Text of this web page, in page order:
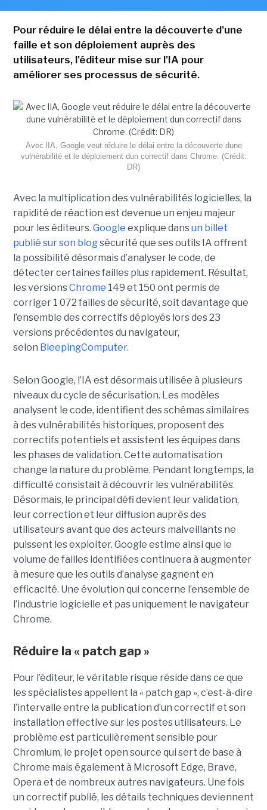
Pour réduire le délai entre la découverte d'une
faille et son déploiement auprès des
utilisateurs, l'éditeur mise sur l'IA pour
améliorer ses processus de sécurité.
Avec lIA, Google veut réduire le délai entre la découverte dune
vulnérabilité et le déploiement dun correctif dans Chrome. (Crédit:
DR)
Avec la multiplication des vulnérabilités logicielles, la
rapidité de réaction est devenue un enjeu majeur
pour les éditeurs. Google explique dansun billet
publié sur son blogsécurité que ses outils IA offrent
la possibilité désormais d’analyser le code, de
détecter certaines failles plus rapidement. Résultat,
les versionsChrome 149 et 150 ont permis de
corriger 1 072 failles de sécurité, soit davantage que
l’ensemble des correctifs déployés lors des 23
versions précédentes du navigateur,
selon BleepingComputer.
Selon Google, l’IA est désormais utilisée à plusieurs
niveaux du cycle de sécurisation. Les modèles
analysent le code, identifient des schémas similaires
à des vulnérabilités historiques, proposent des
correctifs potentiels et assistent les équipes dans
les phases de validation. Cette automatisation
change la nature du problème. Pendant longtemps, la
difficulté consistait à découvrir les vulnérabilités.
Désormais, le principal défi devient leur validation,
leur correction et leur diffusion auprès des
utilisateurs avant que des acteurs malveillants ne
puissent les exploiter. Google estime ainsi que le
volume de failles identifiées continuera à augmenter
à mesure que les outils d’analyse gagnent en
efficacité. Une évolution qui concerne l’ensemble de
l’industrie logicielle et pas uniquement le navigateur
Chrome.
Réduire la « patch gap »
Pour l’éditeur, le véritable risque réside dans ce que
les spécialistes appellent la « patch gap », c’est-à-dire
l’intervalle entre la publication d’un correctif et son
installation effective sur les postes utilisateurs. Le
problème est particulièrement sensible pour
Chromium, le projet open source qui sert de base à
Chrome mais également à Microsoft Edge, Brave,
Opera et de nombreux autres navigateurs. Une fois
un correctif publié, les détails techniques deviennent